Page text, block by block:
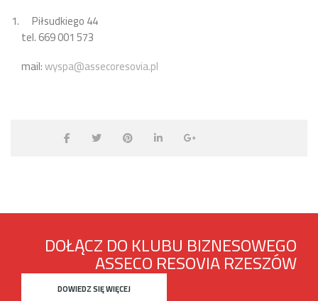
Piłsudkiego 44
tel. 669 001 573
mail:wyspa@assecoresovia.pl
DOŁĄCZ DO KLUBU BIZNESOWEGO
ASSECO RESOVIA RZESZÓW
DOWIEDZ SIĘ WIĘCEJ